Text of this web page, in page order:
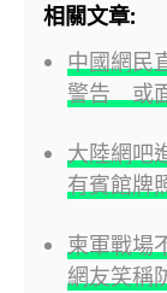
相關文章:
中國網民
警告 或
大陸網吧
有賓館牌
柬軍戰場
網友笑稱